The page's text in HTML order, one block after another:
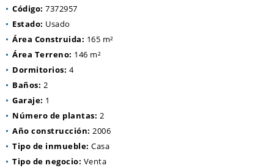
Código: 7372957
Estado: Usado
Área Construida: 165 m²
Área Terreno: 146 m²
Dormitorios: 4
Baños: 2
Garaje: 1
Número de plantas: 2
Año construcción: 2006
Tipo de inmueble: Casa
Tipo de negocio: Venta